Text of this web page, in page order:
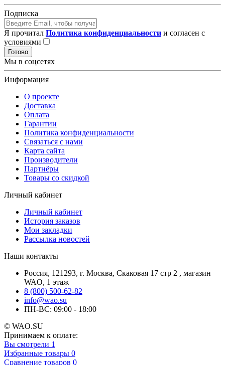
Подписка
Я прочитал Политика конфиденциальности и согласен с
условиями
Готово
Мы в соцсетях
Информация
О проекте
Доставка
Оплата
Гарантии
Политика конфиденциальности
Связаться с нами
Карта сайта
Производители
Партнёры
Товары со скидкой
Личный кабинет
Личный кабинет
История заказов
Мои закладки
Рассылка новостей
Наши контакты
Россия, 121293, г. Москва, Скаковая 17 стр 2 , магазин
WAO, 1 этаж
8 (800) 500-62-82
info@wao.su
ПН-ВС: 09:00 - 18:00
© WAO.SU
Принимаем к оплате:
Вы смотрели 1
Избранные товары 0
Сравнение товаров 0